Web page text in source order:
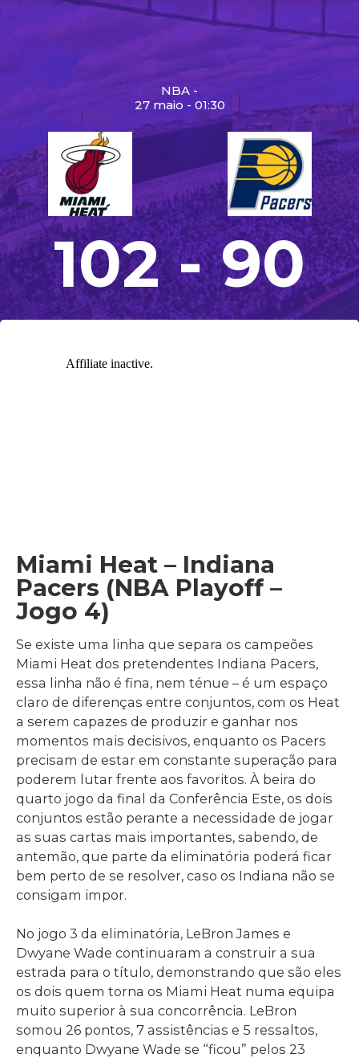
NBA -
27 maio - 01:30
102 - 90
Miami Heat – Indiana
Pacers (NBA Playoff –
Jogo 4)
Se existe uma linha que separa os campeões
Miami Heat dos pretendentes Indiana Pacers,
essa linha não é fina, nem ténue – é um espaço
claro de diferenças entre conjuntos, com os Heat
a serem capazes de produzir e ganhar nos
momentos mais decisivos, enquanto os Pacers
precisam de estar em constante superação para
poderem lutar frente aos favoritos. À beira do
quarto jogo da final da Conferência Este, os dois
conjuntos estão perante a necessidade de jogar
as suas cartas mais importantes, sabendo, de
antemão, que parte da eliminatória poderá ficar
bem perto de se resolver, caso os Indiana não se
consigam impor.
No jogo 3 da eliminatória, LeBron James e
Dwyane Wade continuaram a construir a sua
estrada para o título, demonstrando que são eles
os dois quem torna os Miami Heat numa equipa
muito superior à sua concorrência. LeBron
somou 26 pontos, 7 assistências e 5 ressaltos,
enquanto Dwyane Wade se “ficou” pelos 23